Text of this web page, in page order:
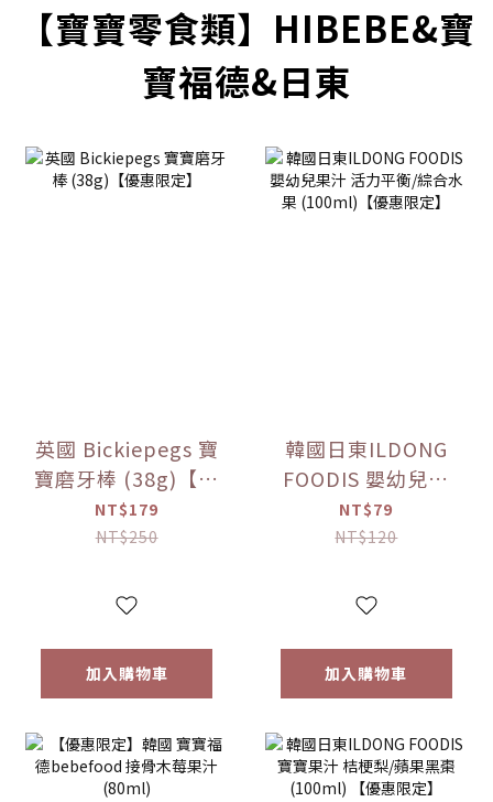
【寶寶零食類】HIBEBE&寶
寶福德&日東
英國 Bickiepegs 寶
寶磨牙棒 (38g)【優
惠限定】
NT$179
NT$250
加入購物車
韓國日東ILDONG
FOODIS 嬰幼兒果
果 (100ml)【優惠
NT$79
NT$120
加入購物車